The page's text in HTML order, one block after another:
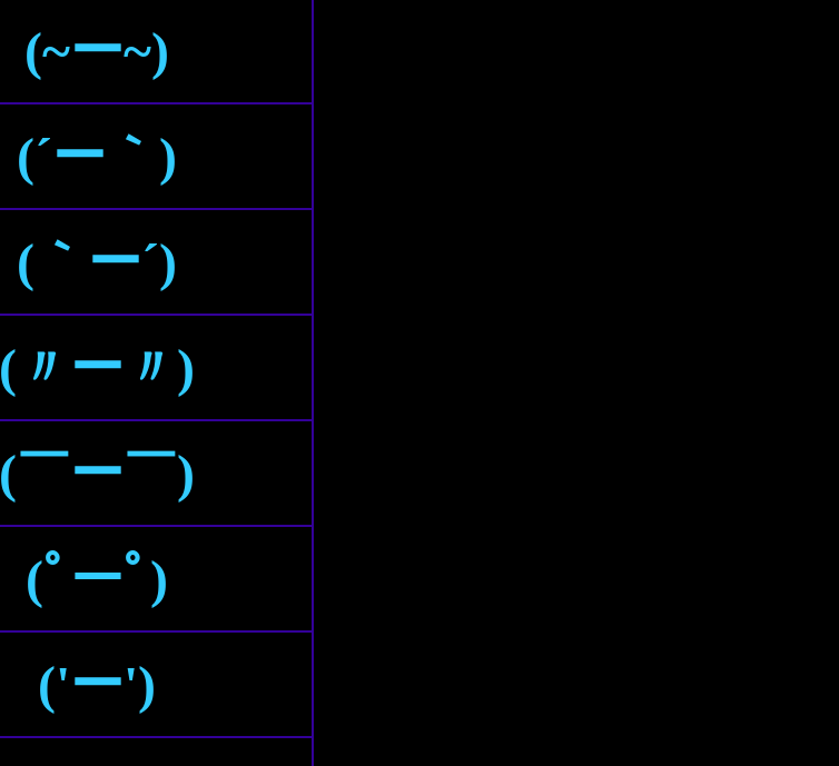
(~ー~)
(´ー｀)
(｀ー´)
(〃ー〃)
(￣ー￣)
(ﾟーﾟ)
('ー')